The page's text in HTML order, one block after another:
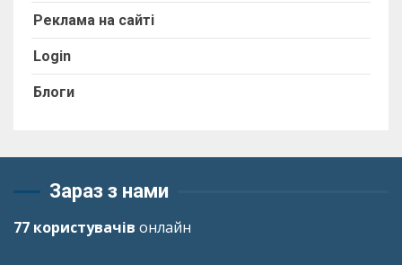
Реклама на сайті
Login
Блоги
Зараз з нами
77 користувачів онлайн